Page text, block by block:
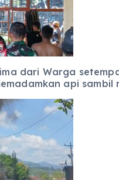
dari Warga
api sambil